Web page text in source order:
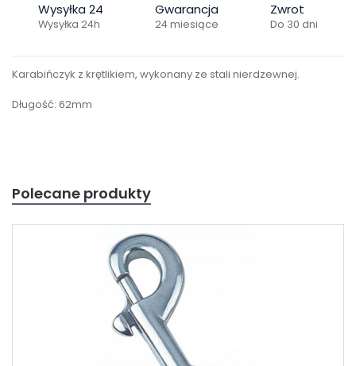
Wysyłka 24
Wysyłka 24h
Gwarancja
24 miesiące
Zwrot
Do 30 dni
Karabińczyk z krętlikiem, wykonany ze stali nierdzewnej.
Długość: 62mm
Polecane produkty